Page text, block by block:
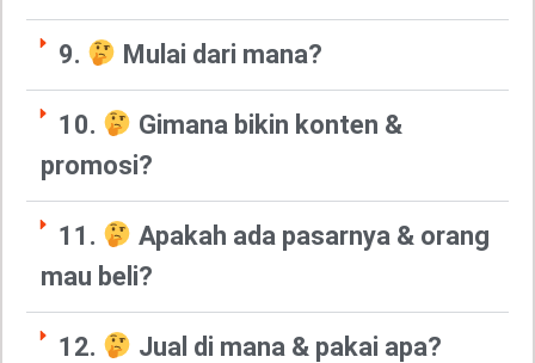
9. Mulai dari mana?
10.
Gimana bikin konten &
promosi?
11.
Apakah ada pasarnya & orang
mau beli?
12. Jual di mana & pakai apa?